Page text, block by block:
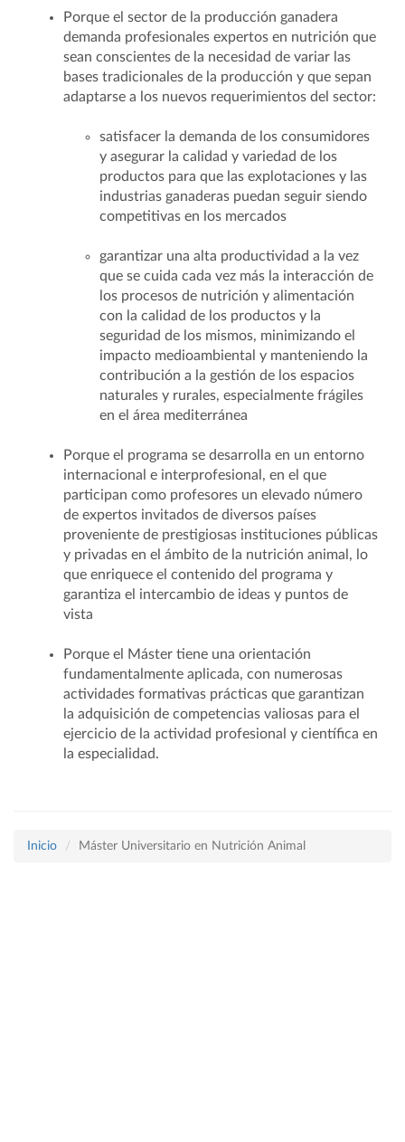
Porque el sector de la producción ganadera
demanda profesionales expertos en nutrición que
sean conscientes de la necesidad de variar las
bases tradicionales de la producción y que sepan
adaptarse a los nuevos requerimientos del sector:
satisfacer la demanda de los consumidores
y asegurar la calidad y variedad de los
productos para que las explotaciones y las
industrias ganaderas puedan seguir siendo
competitivas en los mercados
garantizar una alta productividad a la vez
que se cuida cada vez más la interacción de
los procesos de nutrición y alimentación
con la calidad de los productos y la
seguridad de los mismos, minimizando el
impacto medioambiental y manteniendo la
contribución a la gestión de los espacios
naturales y rurales, especialmente frágiles
en el área mediterránea
Porque el programa se desarrolla en un entorno
internacional e interprofesional, en el que
participan como profesores un elevado número
de expertos invitados de diversos países
proveniente de prestigiosas instituciones públicas
y privadas en el ámbito de la nutrición animal, lo
que enriquece el contenido del programa y
garantiza el intercambio de ideas y puntos de
vista
Porque el Máster tiene una orientación
fundamentalmente aplicada, con numerosas
actividades formativas prácticas que garantizan
la adquisición de competencias valiosas para el
ejercicio de la actividad profesional y científica en
la especialidad.
Inicio Máster Universitario en Nutrición Animal